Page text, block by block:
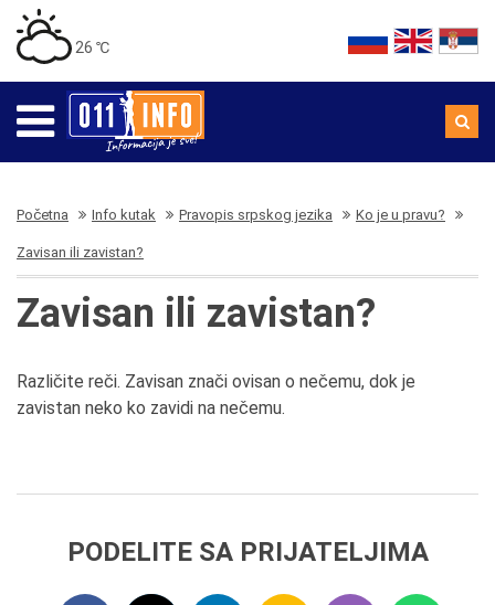
26 ℃
Početna Info kutak Pravopis srpskog jezika Ko je u pravu?
Zavisan ili zavistan?
Zavisan ili zavistan?
Različite reči. Zavisan znači ovisan o nečemu, dok je
zavistan neko ko zavidi na nečemu.
PODELITE SA PRIJATELJIMA